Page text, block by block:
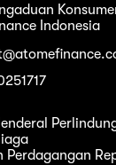
Indonesia
Perdagangan